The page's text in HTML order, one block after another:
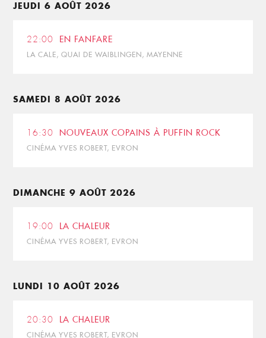
JEUDI 6 AOÛT 2026
22:00 EN FANFARE
LA CALE, QUAI DE WAIBLINGEN, MAYENNE
SAMEDI 8 AOÛT 2026
16:30 NOUVEAUX COPAINS À PUFFIN ROCK
CINÉMA YVES ROBERT, EVRON
DIMANCHE 9 AOÛT 2026
19:00 LA CHALEUR
CINÉMA YVES ROBERT, EVRON
LUNDI 10 AOÛT 2026
20:30 LA CHALEUR
CINÉMA YVES ROBERT, EVRON